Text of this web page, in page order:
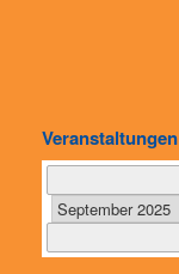
Veranstaltungen